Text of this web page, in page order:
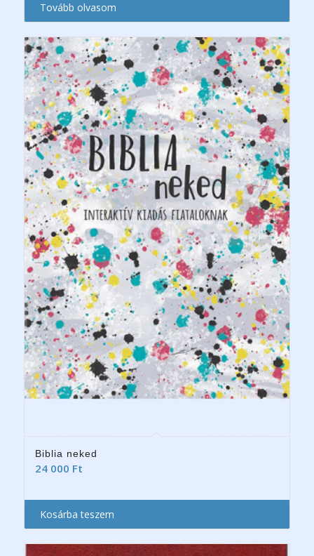
Tovább olvasom
Biblia neked
24 000 Ft
Kosárba teszem